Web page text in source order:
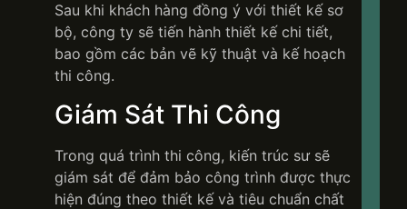
Sau khi khách hàng đồng ý với thiết kế sơ
bộ, công ty sẽ tiến hành thiết kế chi tiết,
bao gồm các bản vẽ kỹ thuật và kế hoạch
thi công.
Giám Sát Thi Công
Trong quá trình thi công, kiến trúc sư sẽ
giám sát để đảm bảo công trình được thực
hiện đúng theo thiết kế và tiêu chuẩn chất